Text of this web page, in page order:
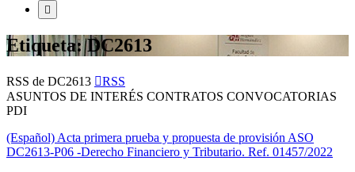
Etiqueta: DC2613
RSS de DC2613
RSS
ASUNTOS DE INTERÉS CONTRATOS CONVOCATORIAS
PDI
(Español) Acta primera prueba y propuesta de provisión ASO
DC2613-P06 -Derecho Financiero y Tributario. Ref. 01457/2022